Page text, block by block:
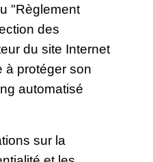
"Règlement
des
du site Internet
à protéger son
automatisé
sur la